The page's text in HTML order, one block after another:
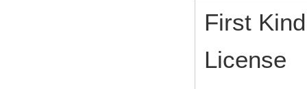
First
License